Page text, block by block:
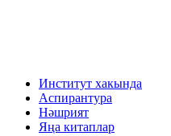
Институт хакында
Аспирантура
Нәшрият
Яңа китаплар